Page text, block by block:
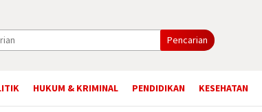
Pencarian
HUKUM & KRIMINAL PENDIDIKAN KESEHATAN